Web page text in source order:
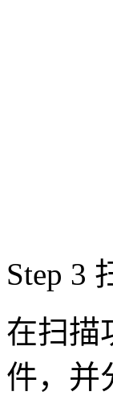
Step 3
在扫描
件，并